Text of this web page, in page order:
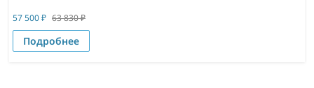
57 500₽ 63 830₽
Подробнее